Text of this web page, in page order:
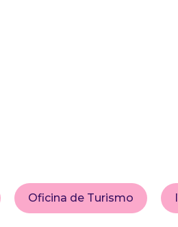
Oficina de Turismo